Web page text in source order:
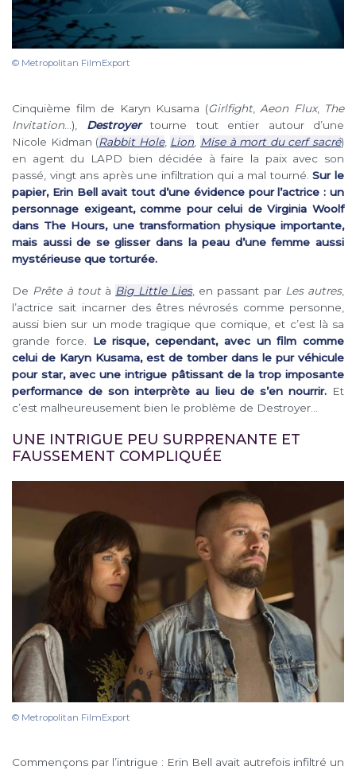
© Metropolitan FilmExport
Cinquième film de Karyn Kusama (Girlfight, Aeon Flux,
The
Invitation …), Destroyertourne tout entier autour d’une
Nicole Kidman (Rabbit Hole, Lion Mise à mort du cerf sacré)
en agent du LAPD bien décidée à faire la paix avec son
passé, vingt ans après une infiltration qui a mal tourné.Sur le
papier, Erin Bell avait tout d’une évidence pour l’actrice : un
personnage exigeant, comme pour celui de Virginia Woolf
dans The Hours, une transformation physique importante,
mais aussi de se glisser dans la peau d’une femme aussi
mystérieuse que torturée.
De Prête à toutà Big Little Lies, en passant par Les autres,
l’actrice sait incarner des êtres névrosés comme personne,
aussi bien sur un mode tragique que comique, et c’est là sa
grande force. Le risque, cependant, avec un film comme
celui de Karyn Kusama, est de tomber dans le pur véhicule
pour star, avec une intrigue pâtissant de la trop imposante
performance de son interprète au lieu de s’en nourrir.Et
c’est malheureusement bien le problème de Destroyer…
UNE INTRIGUE PEU SURPRENANTE ET
FAUSSEMENT COMPLIQUÉE
© Metropolitan FilmExport
Commençons par l’intrigue : Erin Bell avait autrefois infiltré un